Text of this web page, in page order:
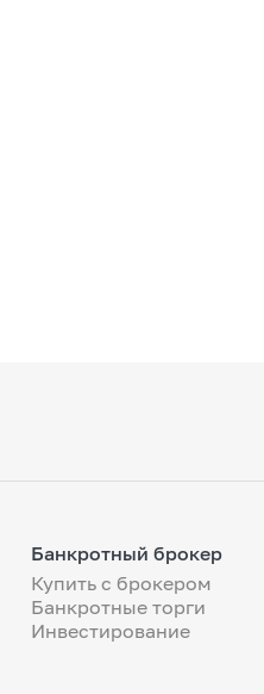
Банкротный брокер
Купить с брокером
Банкротные торги
Инвестирование